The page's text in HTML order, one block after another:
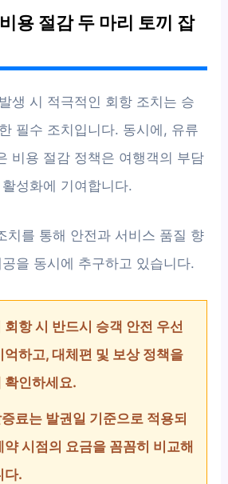
용 절감 두 마리 토끼 잡
생 시 적극적인 회항 조치는 승
필수 조치입니다. 동시에, 유류
비용 절감 정책은 여행객의 부담
성화에 기여합니다.
치를 통해 안전과 서비스 품질 향
을 동시에 추구하고 있습니다.
회항 시 반드시 승객 안전 우선
억하고, 대체편 및 보상 정책을
확인하세요.
료는 발권일 기준으로 적용되
약 시점의 요금을 꼼꼼히 비교해
다.